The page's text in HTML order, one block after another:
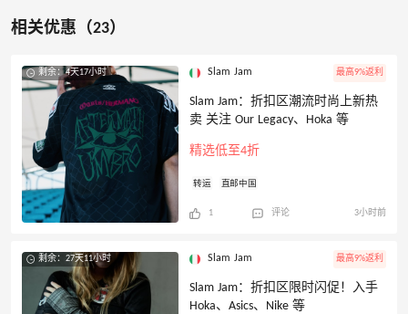
相关优惠（23）
剩余：4天17小时 Slam Jam 最高9%返利
Slam Jam：折扣区潮流时尚上新热
卖 关注 Our Legacy、Hoka 等
精选低至4折
转运 直邮中国
1 评论 3小时前
剩余：27天11小时 Slam Jam 最高9%返利
Slam Jam：折扣区限时闪促！入手
Hoka、Asics、Nike 等